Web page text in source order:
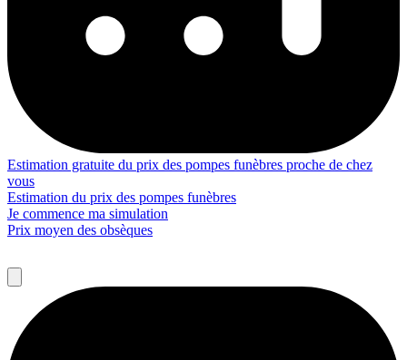
Estimation gratuite du prix des pompes funèbres proche de chez
vous
Estimation du prix des pompes funèbres
Je commence ma simulation
Prix moyen des obsèques